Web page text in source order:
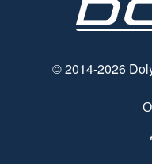
© 2014-2026